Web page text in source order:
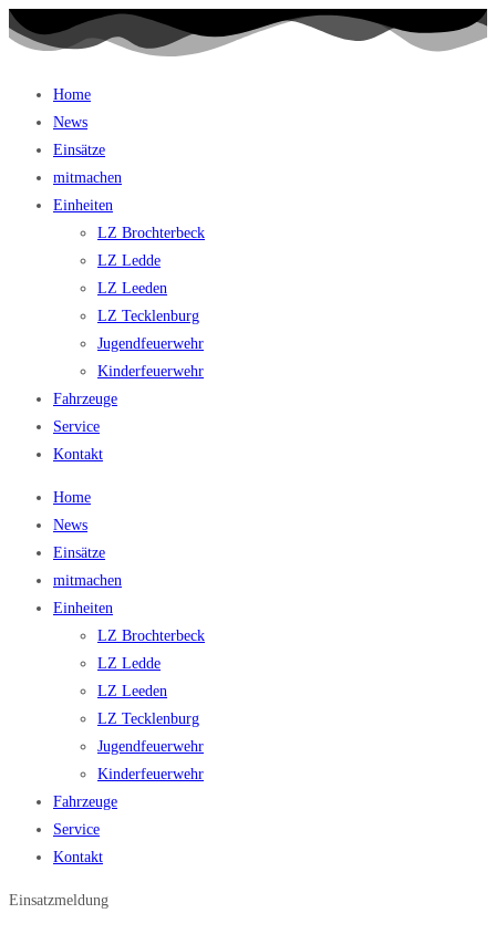
Home
News
Einsätze
mitmachen
Einheiten
LZ Brochterbeck
LZ Ledde
LZ Leeden
LZ Tecklenburg
Jugendfeuerwehr
Kinderfeuerwehr
Fahrzeuge
Service
Kontakt
Home
News
Einsätze
mitmachen
Einheiten
LZ Brochterbeck
LZ Ledde
LZ Leeden
LZ Tecklenburg
Jugendfeuerwehr
Kinderfeuerwehr
Fahrzeuge
Service
Kontakt
Einsatzmeldung